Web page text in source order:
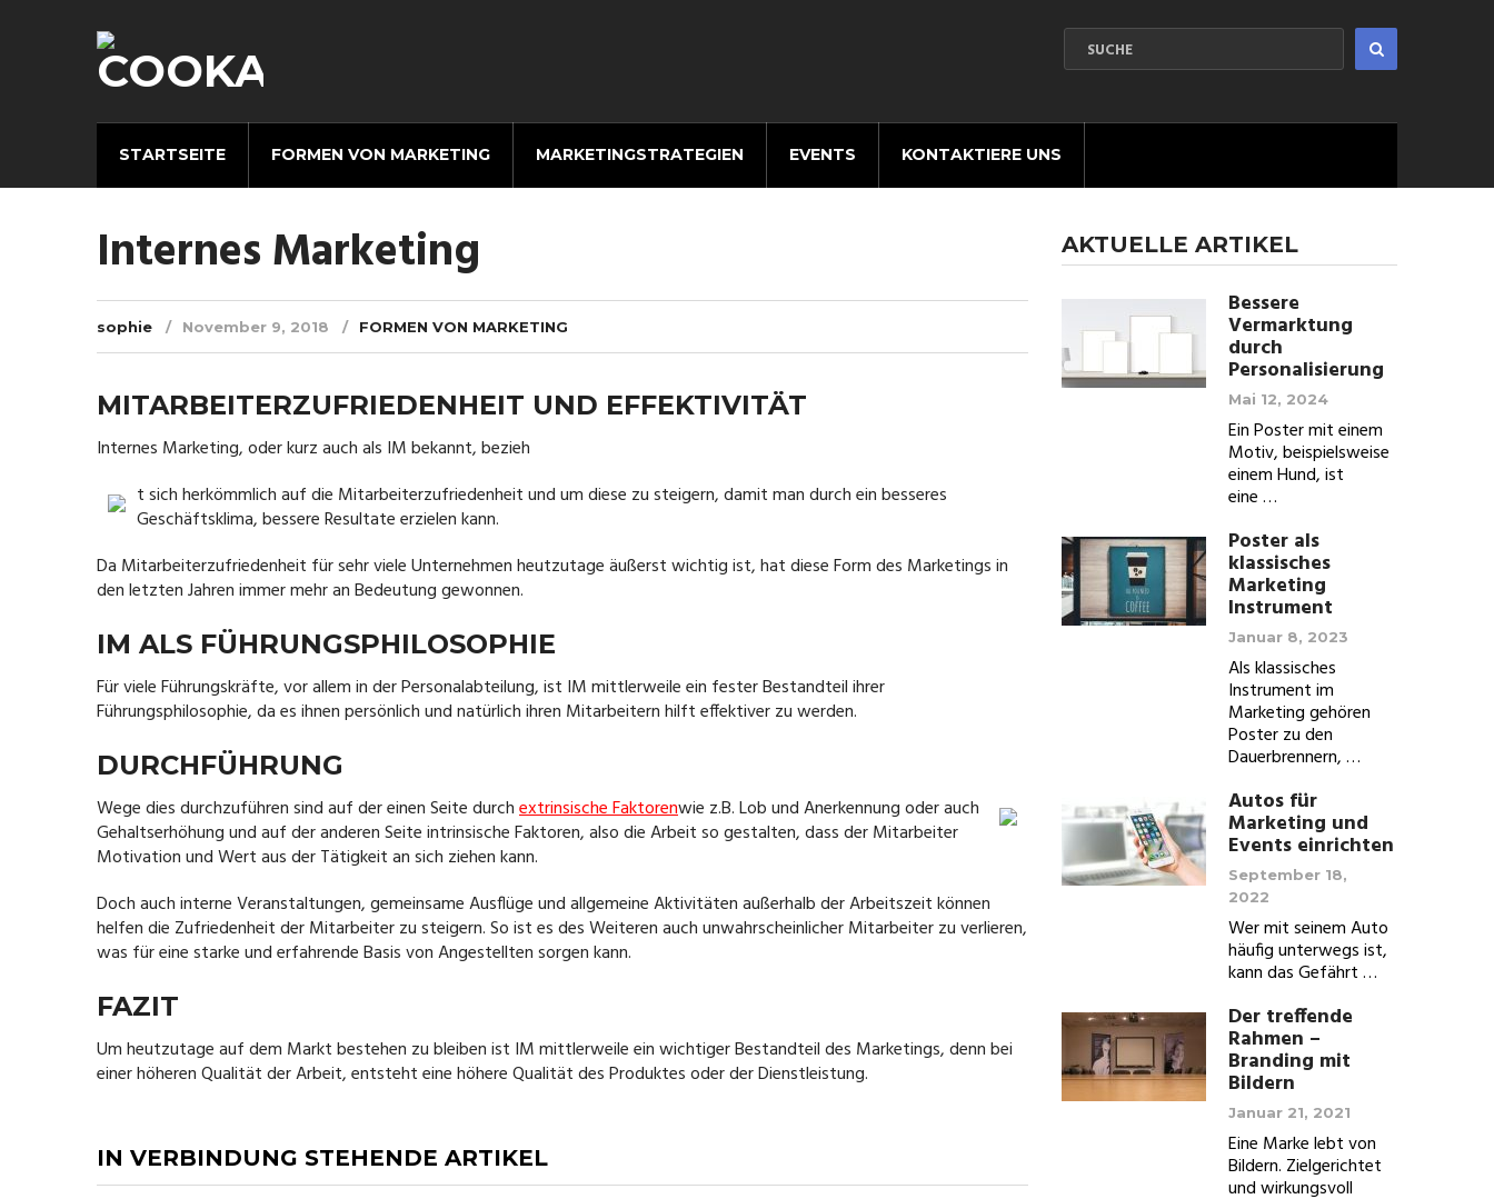
STARTSEITE FORMEN VON MARKETING MARKETINGSTRATEGIEN EVENTS KONTAKTIERE UNS
Internes Marketing
sophie November 9, 2018 FORMEN VON MARKETING
MITARBEITERZUFRIEDENHEIT UND EFFEKTIVITÄT
Internes Marketing, oder kurz auch als IM bekannt, bezieh
t sich herkömmlich auf die Mitarbeiterzufriedenheit und um diese zu steigern, damit man durch ein besseres
Geschäftsklima, bessere Resultate erzielen kann.
Da Mitarbeiterzufriedenheit für sehr viele Unternehmen heutzutage äußerst wichtig ist, hat diese Form des Marketings in
den letzten Jahren immer mehr an Bedeutung gewonnen.
IM ALS FÜHRUNGSPHILOSOPHIE
Für viele Führungskräfte, vor allem in der Personalabteilung, ist IM mittlerweile ein fester Bestandteil ihrer
Führungsphilosophie, da es ihnen persönlich und natürlich ihren Mitarbeitern hilft effektiver zu werden.
DURCHFÜHRUNG
Wege dies durchzuführensind auf der einen Seite durchextrinsische Faktorenwie z.B. Lob und Anerkennung oder auch
Gehaltserhöhung und auf der anderen Seite intrinsische Faktoren, also die Arbeit so gestalten, dass der Mitarbeiter
Motivation und Wert aus der Tätigkeit an sich ziehen kann.
Doch auch interne Veranstaltungen, gemeinsame Ausflüge und allgemeine Aktivitäten außerhalb der Arbeitszeit können
helfen die Zufriedenheit der Mitarbeiter zu steigern. So ist es des Weiteren auch unwahrscheinlicher Mitarbeiter zu verlieren,
was für eine starke und erfahrende Basis von Angestellten sorgen kann.
FAZIT
Um heutzutage auf dem Markt bestehen zu bleiben ist IM mittlerweile ein wichtiger Bestandteil des Marketings, denn bei
einer höheren Qualität der Arbeit, entsteht eine höhere Qualität des Produktes oder der Dienstleistung.
IN VERBINDUNG STEHENDE ARTIKEL
AKTUELLE ARTIKEL
Bessere
Vermarktung
durch
Personalisierung
Mai 12, 2024
Ein Poster mit einem
Motiv, beispielsweise
einem Hund, ist
eine …
Poster als
klassisches
Marketing
Instrument
Januar 8, 2023
Als klassisches
Instrument im
Marketing gehören
Poster zu den
Dauerbrennern, …
Autos für
Marketing und
Events einrichten
September 18,
2022
Wer mit seinem Auto
häufig unterwegs ist,
kann das Gefährt …
Der treffende
Rahmen –
Branding mit
Bildern
Januar 21, 2021
Eine Marke lebt von
Bildern. Zielgerichtet
und wirkungsvoll